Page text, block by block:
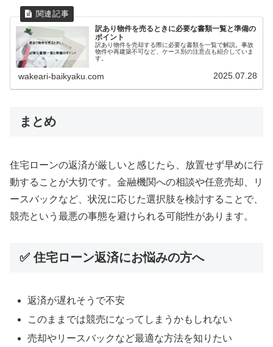
訳あり物件を売るときに必要な書類一覧と準備の
ポイント
訳あり物件を売却する際に必要な書類を一覧で解説。事故
物件や再建築不可など、ケース別の注意点も紹介していま
す。
wakeari-baikyaku.com 2025.07.28
まとめ
住宅ローンの返済が厳しいと感じたら、放置せず早めに行
動することが大切です。金融機関への相談や任意売却、リ
ースバックなど、状況に応じた選択肢を検討することで、
競売という最悪の事態を避けられる可能性があります。
✅ 住宅ローン返済にお悩みの方へ
返済が遅れそうで不安
このままでは競売になってしまうかもしれない
売却やリースバックなど最適な方法を知りたい